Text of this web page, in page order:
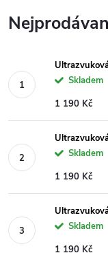
Skladem
1 190 Kč
Skladem
1 190 Kč
Skladem
1 190 Kč